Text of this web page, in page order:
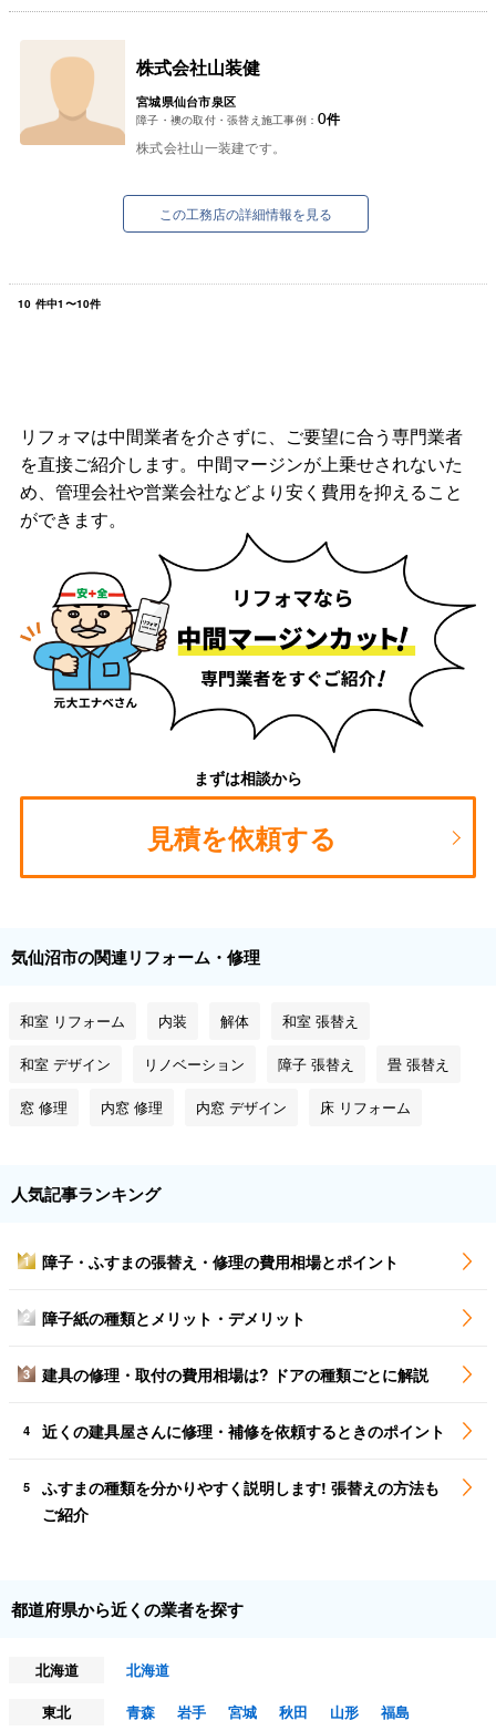
株式会社山装健
宮城県仙台市泉区
障子・襖の取付・張替え施工事例： 0件
株式会社山一装建です。
この工務店の詳細情報を見る
10 件中1 〜10件
リフォマは中間業者を介さずに、ご要望に合う専門業者
を直接ご紹介します。中間マージンが上乗せされないた
め、管理会社や営業会社などより安く費用を抑えること
ができます。
まずは相談から
見積を依頼する
気仙沼市の関連リフォーム・修理
和室 リフォーム 内装 解体 和室 張替え
和室 デザイン リノベーション 障子 張替え 畳 張替え
窓 修理 内窓 修理 内窓 デザイン 床 リフォーム
人気記事ランキング
1 障子・ふすまの張替え・修理の費用相場とポイント
2 障子紙の種類とメリット・デメリット
3 建具の修理・取付の費用相場は? ドアの種類ごとに解説
4 近くの建具屋さんに修理・補修を依頼するときのポイント
5
ふすまの種類を分かりやすく説明します! 張替えの方法も
ご紹介
都道府県から近くの業者を探す
北海道
北海道
東北
青森 岩手 宮城 秋田 山形
福島